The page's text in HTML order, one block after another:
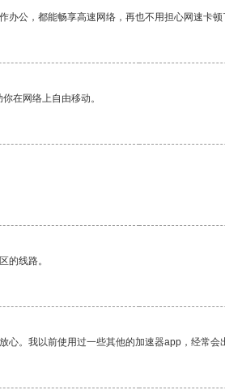
公，都能畅享高速网络，再也不用担心网速卡
在网络上自由移动。
的线路。
。我以前使用过一些其他的加速器app，经常会